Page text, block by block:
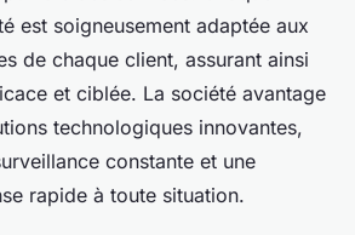
est soigneusement adaptée aux
de chaque client, assurant ainsi
et ciblée. La société avantage
technologiques innovantes,
constante et une
rapide à toute situation.